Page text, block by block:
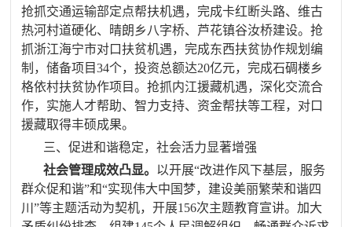
抢抓交通运输部定点帮扶机遇，完成卡红断头路、维古
热河村道硬化、晴朗乡八字桥、芦花镇谷汝桥建设。抢
抓浙江海宁市对口扶贫机遇， 完成东西扶贫协作规划编
制 ，储备项目34个，投资总额达20亿元， 完成石碉楼乡
格依村扶贫协作项目。抢抓内江援藏机遇，深化交流合
作，实施人才帮助、智力支持、资金帮扶等工程，对口
援藏取得丰硕成果。
三、促进和谐稳定，社会活力显著增强
社会管理成效凸显。 以开展“改进作风下基层，服务
群众促和谐”和“实现伟大中国梦，建设美丽繁荣和谐四
川”等主题活动为契机，开展156次主题教育宣讲。加大